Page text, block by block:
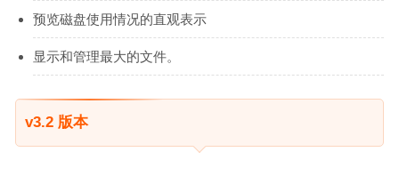
预览磁盘使用情况的直观表示
显示和管理最大的文件。
v3.2 版本